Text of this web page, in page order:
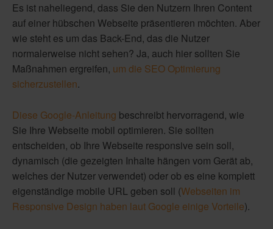
Es ist naheliegend, dass Sie den Nutzern Ihren Content
auf einer hübschen Webseite präsentieren möchten. Aber
wie steht es um das Back-End, das die Nutzer
normalerweise nicht sehen? Ja, auch hier sollten Sie
Maßnahmen ergreifen, um die SEO Optimierung
sicherzustellen.
Diese Google-Anleitung beschreibt hervorragend, wie
Sie Ihre Webseite mobil optimieren. Sie sollten
entscheiden, ob Ihre Webseite responsive sein soll,
dynamisch (die gezeigten Inhalte hängen vom Gerät ab,
welches der Nutzer verwendet) oder ob es eine komplett
eigenständige mobile URL geben soll (Webseiten im
Responsive Design haben laut Google einige Vorteile).